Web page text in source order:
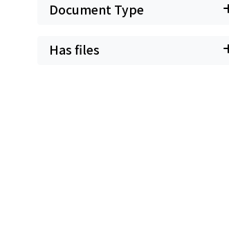
Document Type
Has files